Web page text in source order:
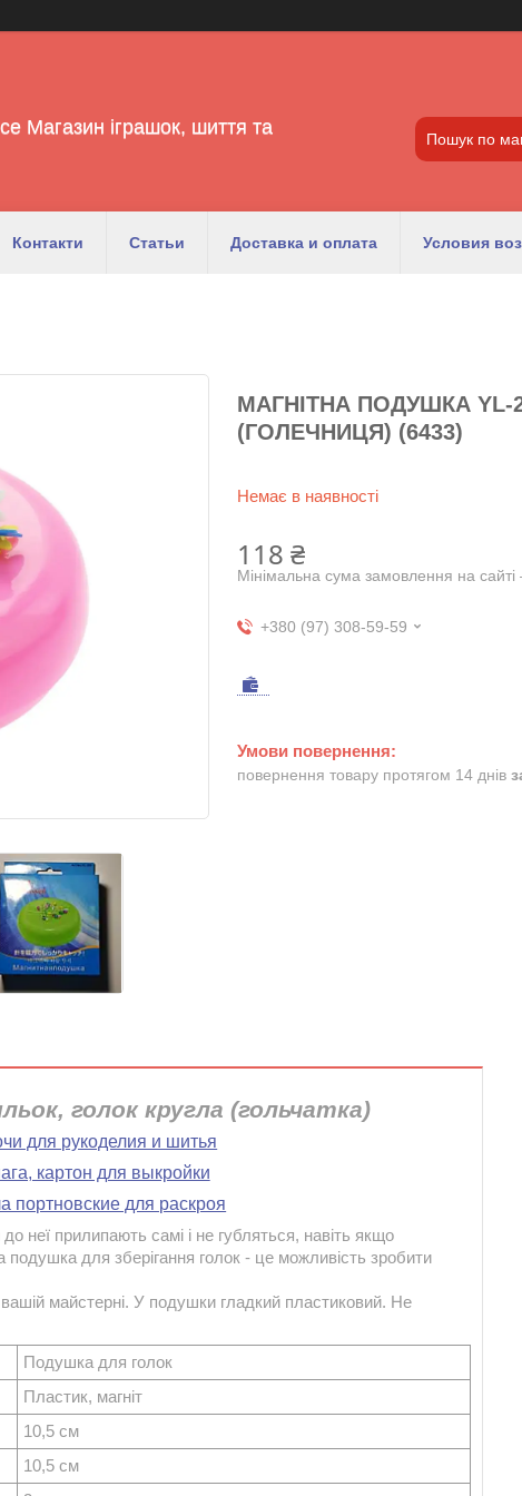
Магазин іграшок, шиття та
Контакти Статьи Доставка и оплата Условия
МАГНІТНА ПОДУШКА
(ГОЛЕЧНИЦЯ) (6433)
Немає в наявності
118 ₴
Мінімальна сума замовлення на
+380 (97) 308-59-59
повернення товару протягом 14 днів
голок кругла (гольчатка)
для рукоделия и шитья
картон для выкройки
портновские для раскроя
неї прилипають самі і не губляться, навіть якщо
подушка для зберігання голок - це можливість зробити
майстерні. У подушки гладкий пластиковий. Не
Подушка для голок
Пластик, магніт
10,5 см
10,5 см